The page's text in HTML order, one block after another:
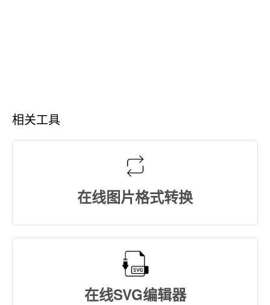
相关工具
在线图片格式转换
在线SVG编辑器